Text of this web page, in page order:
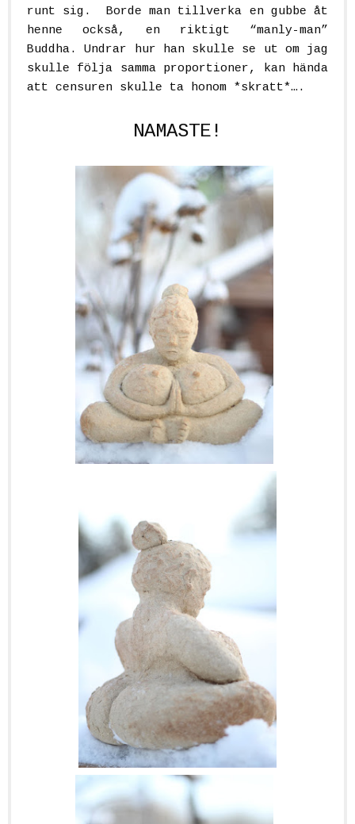
runt sig. Borde man tillverka en gubbe åt
henne också, en riktigt “manly-man”
Buddha. Undrar hur han skulle se ut om jag
skulle följa samma proportioner, kan hända
att censuren skulle ta honom *skratt*….
NAMASTE!